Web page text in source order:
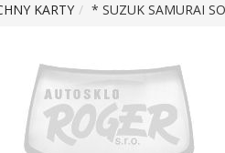
KARTY * SUZUK SAMURAI